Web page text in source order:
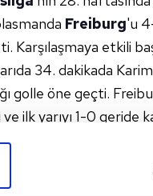
Freiburg'u
Karşılaşmaya etkili
34. dakikada Karim
golle öne geçti.
ve ilk yarıyı 1-0 geride
etkili oyununu
Carney
farkı ikiye çıkaran